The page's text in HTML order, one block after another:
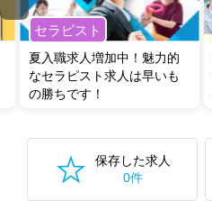
セラピスト
夏入職求人増加中！魅力的
なセラピスト求人は早いも
の勝ちです！
保存した求人
0件